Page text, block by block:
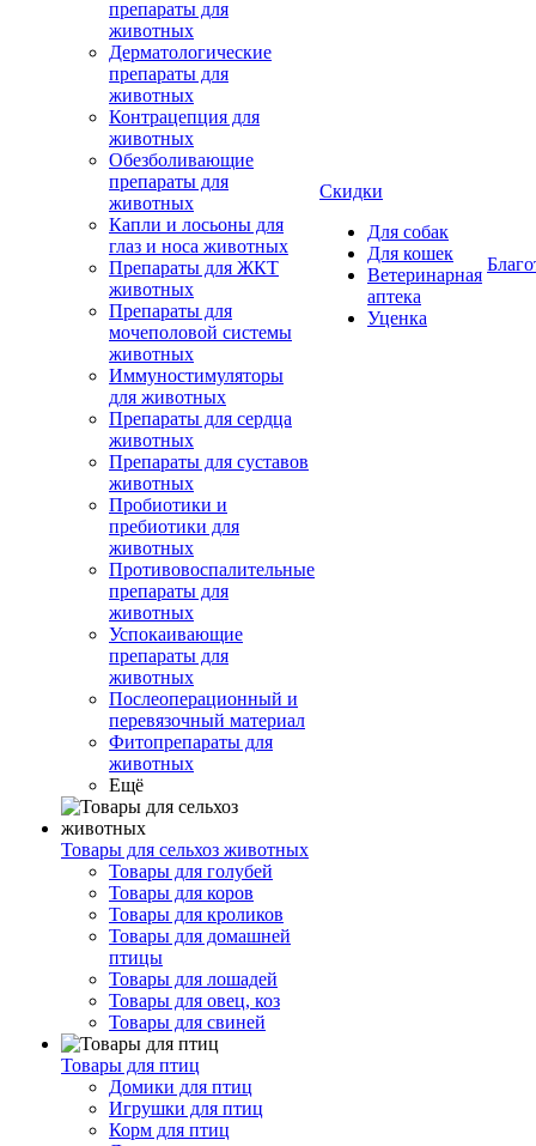
препараты для
животных
Дерматологические
препараты для
животных
Контрацепция для
животных
Обезболивающие
препараты для
животных
Капли и лосьоны для
глаз и носа животных
Препараты для ЖКТ
животных
Препараты для
мочеполовой системы
животных
Иммуностимуляторы
для животных
Препараты для сердца
животных
Препараты для суставов
животных
Пробиотики и
пребиотики для
животных
Противовоспалительные
препараты для
животных
Успокаивающие
препараты для
животных
Послеоперационный и
перевязочный материал
Фитопрепараты для
животных
Ещё
Товары для сельхоз животных
Товары для голубей
Товары для коров
Товары для кроликов
Товары для домашней
птицы
Товары для лошадей
Товары для овец, коз
Товары для свиней
Товары для птиц
Домики для птиц
Игрушки для птиц
Корм для птиц
Скидки
Для собак
Для кошек
Ветеринарная
аптека
Уценка